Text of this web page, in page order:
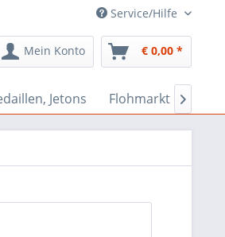
Service/Hilfe
Mein Konto € 0,00 *
Jetons Flohmarkt Bazar
